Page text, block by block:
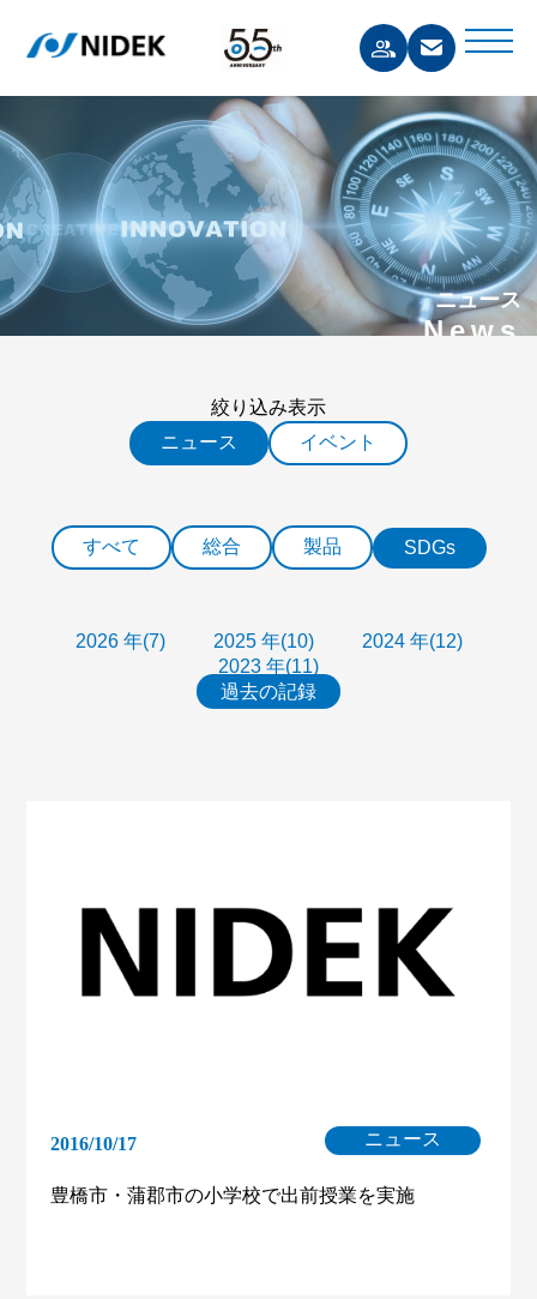
ニュース
News
絞り込み表示
ニュース
イベント
すべて 総合 製品 SDGs
2026 年(7) 2025 年(10)
2024 年(12)
2023 年(11)
過去の記録
2016/10/17 ニュース
豊橋市・蒲郡市の小学校で出前授業を実施